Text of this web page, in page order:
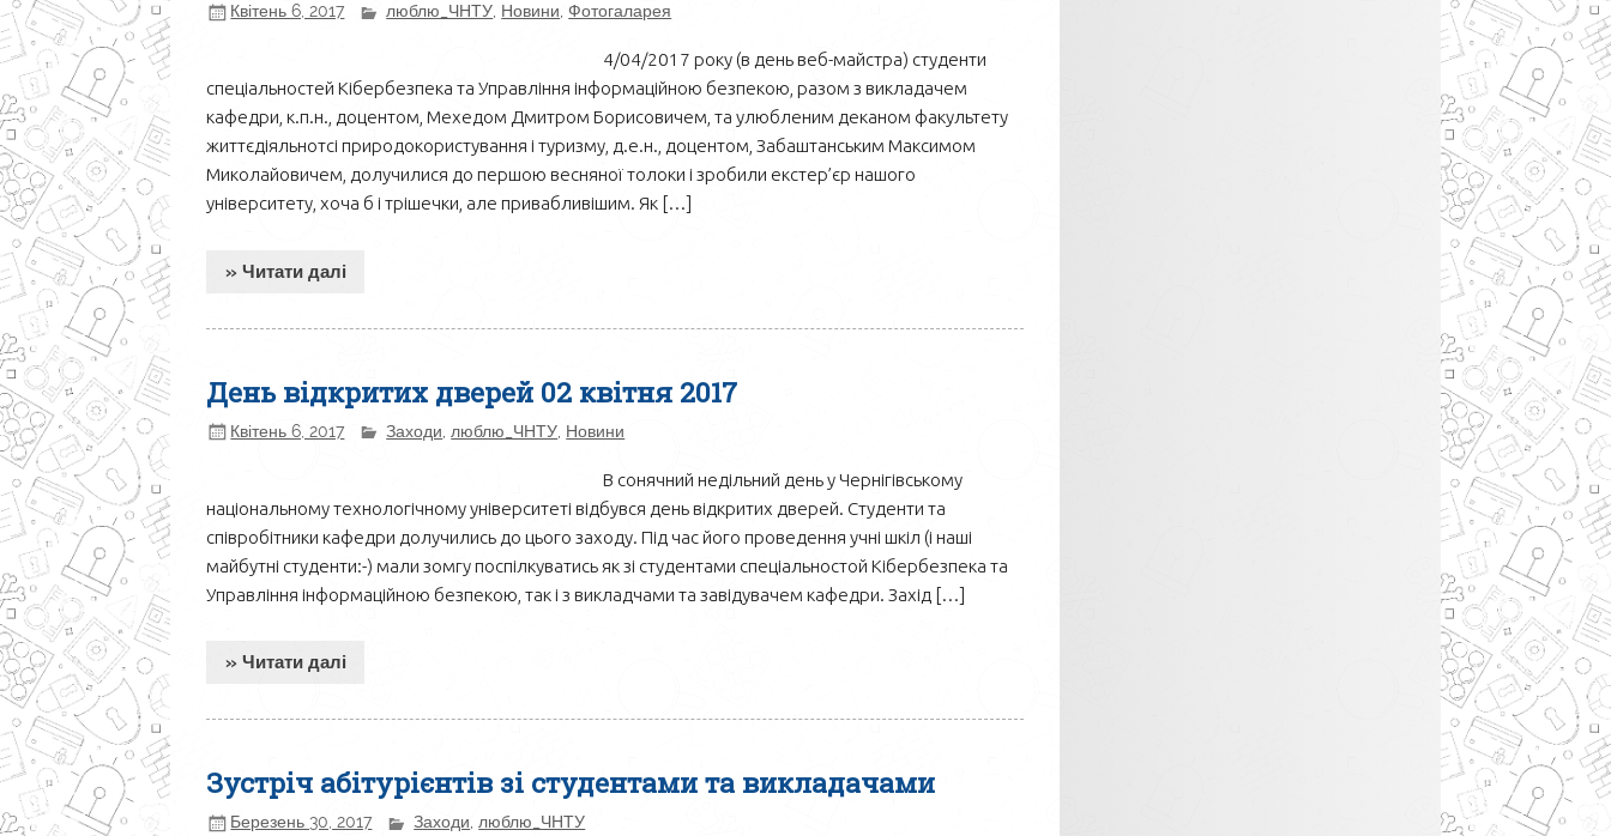
Квітень 6, 2017 люблю_ЧНТУ Новини ,Фотогаларея
4/04/2017 року (в день веб-майстра) студенти
спеціальностей Кібербезпека та Управління інформаційною безпекою, разом з викладачем
кафедри, к.п.н., доцентом, Мехедом Дмитром Борисовичем, та улюбленим деканом факультету
життєдіяльнотсі природокористування і туризму, д.е.н., доцентом, Забаштанським Максимом
Миколайовичем, долучилися до першою весняної толоки і зробили екстер’єр нашого
університету, хоча б і трішечки, але привабливішим. Як […]
» Читати далі
День відкритих дверей 02 квітня 2017
Квітень 6, 2017 Заходи люблю_ЧНТУ Новини
В сонячний недільний день у Чернігівському
національному технологічному університеті відбувся день відкритих дверей. Студенти та
співробітники кафедри долучились до цього заходу. Під час його проведення учні шкіл (і наші
майбутні студенти:-) мали зомгу поспілкуватись як зі студентами спеціальностой Кібербезпека та
Управління інформаційною безпекою, так і з викладчами та завідувачем кафедри. Захід […]
» Читати далі
Зустріч абітурієнтів зі студентами та викладачами
Березень 30, 2017 Заходи люблю_ЧНТУ